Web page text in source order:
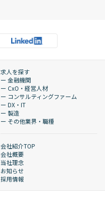
求人を探す
ー 金融機関
ー CxO・経営人材
ー コンサルティングファーム
ー DX・IT
ー 製造
ー その他業界・職種
会社紹介TOP
会社概要
当社理念
お知らせ
採用情報